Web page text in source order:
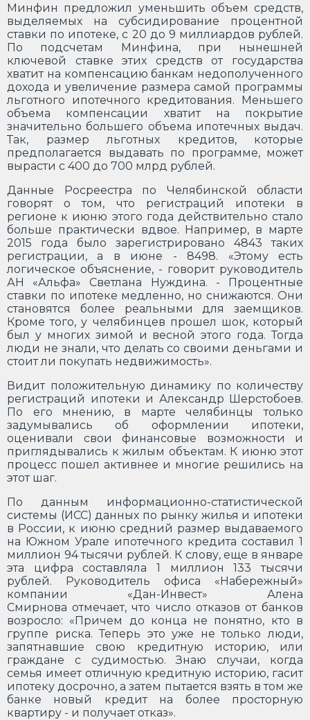
Минфин предложил уменьшить объем средств,
выделяемых на субсидирование процентной
ставки по ипотеке, с 20 до 9 миллиардов рублей.
По подсчетам Минфина, при нынешней
ключевой ставке этих средств от государства
хватит на компенсацию банкам недополученного
дохода и увеличение размера самой программы
льготного ипотечного кредитования. Меньшего
объема компенсации хватит на покрытие
значительно большего объема ипотечных выдач.
Так, размер льготных кредитов, которые
предполагается выдавать по программе, может
вырасти с 400 до 700 млрд рублей.
Данные Росреестра по Челябинской области
говорят о том, что регистраций ипотеки в
регионе к июню этого года действительно стало
больше практически вдвое. Например, в марте
2015 года было зарегистрировано 4843 таких
регистрации, а в июне - 8498. «Этому есть
логическое объяснение, - говорит руководитель
АН «Альфа» Светлана Нуждина. - Процентные
ставки по ипотеке медленно, но снижаются. Они
становятся более реальными для заемщиков.
Кроме того, у челябинцев прошел шок, который
был у многих зимой и весной этого года. Тогда
люди не знали, что делать со своими деньгами и
стоит ли покупать недвижимость».
Видит положительную динамику по количеству
регистраций ипотеки и Александр Шерстобоев.
По его мнению, в марте челябинцы только
задумывались об оформлении ипотеки,
оценивали свои финансовые возможности и
приглядывались к жилым объектам. К июню этот
процесс пошел активнее и многие решились на
этот шаг.
По данным информационно-статистической
системы (ИСС) данных по рынку жилья и ипотеки
в России, к июню средний размер выдаваемого
на Южном Урале ипотечного кредита составил 1
миллион 94 тысячи рублей. К слову, еще в январе
эта цифра составляла 1 миллион 133 тысячи
рублей. Руководитель офиса «Набережный»
компании «Дан-Инвест» Алена
Смирнова отмечает, что число отказов от банков
возросло: «Причем до конца не понятно, кто в
группе риска. Теперь это уже не только люди,
запятнавшие свою кредитную историю, или
граждане с судимостью. Знаю случаи, когда
семья имеет отличную кредитную историю, гасит
ипотеку досрочно, а затем пытается взять в том же
банке новый кредит на более просторную
квартиру - и получает отказ».